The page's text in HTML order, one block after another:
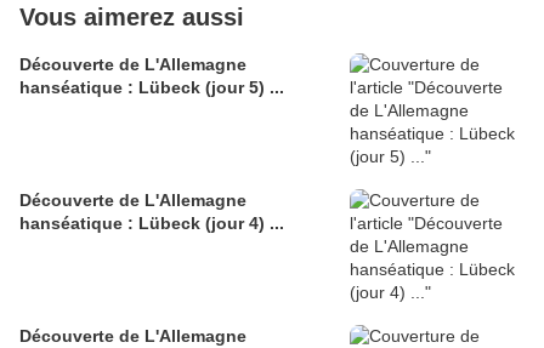
Vous aimerez aussi
Découverte de L'Allemagne
hanséatique : Lübeck (jour 5) ...
Découverte de L'Allemagne
hanséatique : Lübeck (jour 4) ...
Découverte de L'Allemagne